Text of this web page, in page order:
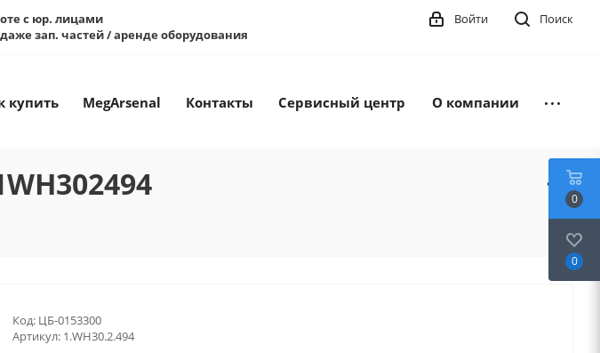
с юр. лицами
зап. частей / аренде оборудования
Поиск
Войти
купить MegArsenal Контакты Сервисный центр О компании
Код: ЦБ-0153300
Артикул: 1.WH30.2.494
0
0